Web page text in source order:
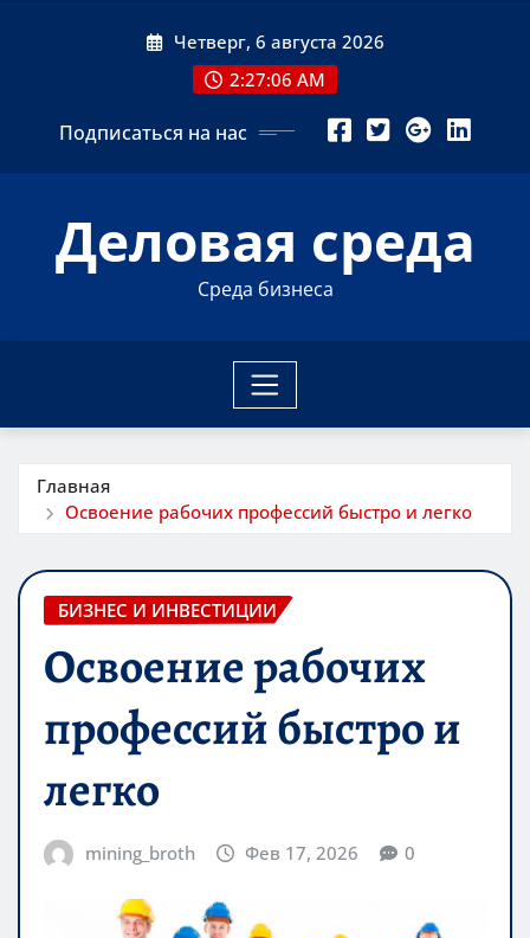
Четверг, 6 августа 2026
2:27:08 AM
Подписаться на нас
Деловая среда
Среда бизнеса
Главная
Освоение рабочих профессий быстро и легко
БИЗНЕС И ИНВЕСТИЦИИ
Освоение рабочих
профессий быстро и
легко
mining_broth Фев 17, 2026 0